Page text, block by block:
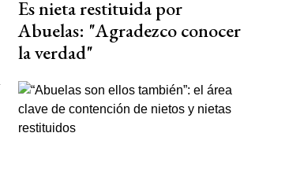
Es nieta restituida por
Abuelas: "Agradezco conocer
la verdad"